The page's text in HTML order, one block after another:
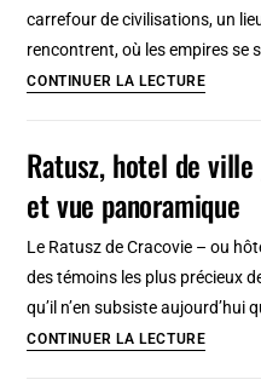
carrefour de civilisations, un
rencontrent, où les empires se
CONTINUER LA LECTUREHistoire
ville-
frontière
au
Gibraltar
et
Ratusz, hotel de
et vue panoramique
Le Ratusz de Cracovie – ou
des témoins les plus précieux
qu’il n’en subsiste aujourd’hui
CONTINUER LA LECTURERatusz,